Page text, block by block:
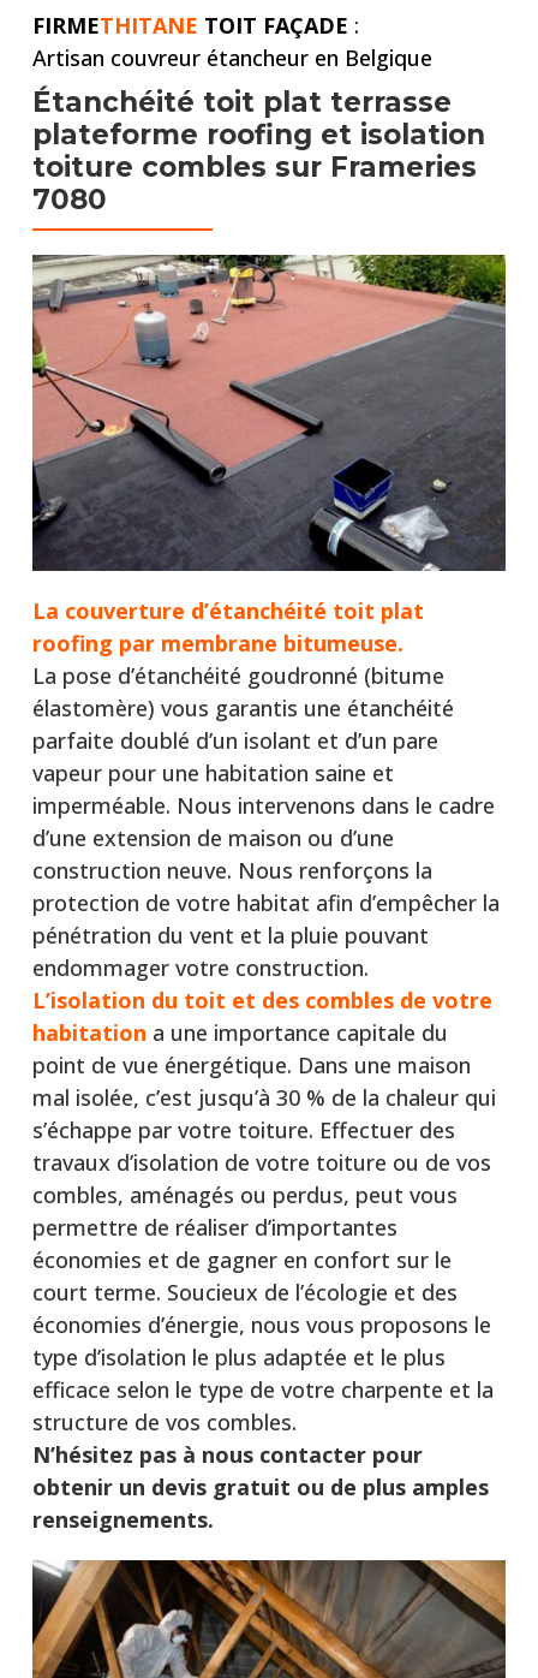
FIRMETHITANE TOIT FAÇADE :
Artisan couvreur étancheur en Belgique
Étanchéité toit plat terrasse
plateforme roofing et isolation
toiture combles sur Frameries
7080
La couverture d’étanchéité toit plat
roofing par membrane bitumeuse.
La pose d’étanchéité goudronné (bitume
élastomère) vous garantis une étanchéité
parfaite doublé d’un isolant et d’un pare
vapeur pour une habitation saine et
imperméable. Nous intervenons dans le cadre
d’une extension de maison ou d’une
construction neuve. Nous renforçons la
protection de votre habitat afin d’empêcher la
pénétration du vent et la pluie pouvant
endommager votre construction.
L’isolation du toit et des combles de votre
habitation a une importance capitale du
point de vue énergétique. Dans une maison
mal isolée, c’est jusqu’à 30 % de la chaleur qui
s’échappe par votre toiture. Effectuer des
travaux d’isolation de votre toiture ou de vos
combles, aménagés ou perdus, peut vous
permettre de réaliser d’importantes
économies et de gagner en confort sur le
court terme. Soucieux de l’écologie et des
économies d’énergie, nous vous proposons le
type d’isolation le plus adaptée et le plus
efficace selon le type de votre charpente et la
structure de vos combles.
N’hésitez pas à nous contacter pour
obtenir un devis gratuit ou de plus amples
renseignements.